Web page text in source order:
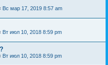
Вс мар 17, 2019 8:57 am
Вт июл 10, 2018 8:59 pm
Вт июл 10, 2018 8:59 pm